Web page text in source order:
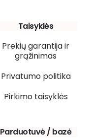
Taisyklės
Prekių garantija ir
grąžinimas
Privatumo politika
Pirkimo taisyklės
Parduotuvė / bazė